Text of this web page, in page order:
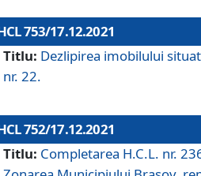
753/17.12.2021
Titlu: Dezlipirea imobilului
nr. 22.
752/17.12.2021
Titlu: Completarea H.C.L. nr.